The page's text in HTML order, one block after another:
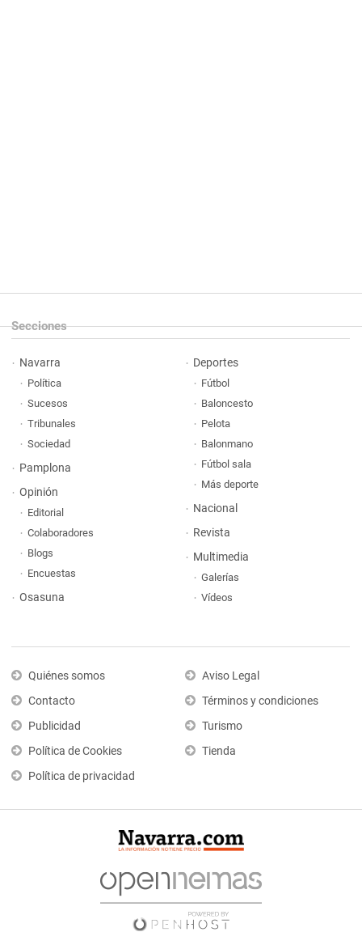
Secciones
Navarra
Política
Sucesos
Tribunales
Sociedad
Pamplona
Opinión
Editorial
Colaboradores
Blogs
Encuestas
Osasuna
Deportes
Fútbol
Baloncesto
Pelota
Balonmano
Fútbol sala
Más deporte
Nacional
Revista
Multimedia
Galerías
Vídeos
Quiénes somos
Contacto
Publicidad
Política de Cookies
Política de privacidad
Aviso Legal
Términos y condiciones
Turismo
Tienda